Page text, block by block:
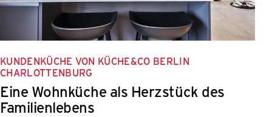
KUNDENKÜCHE VON KÜCHE&CO BERLIN
CHARLOTTENBURG
Eine Wohnküche als Herzstück des
Familienlebens